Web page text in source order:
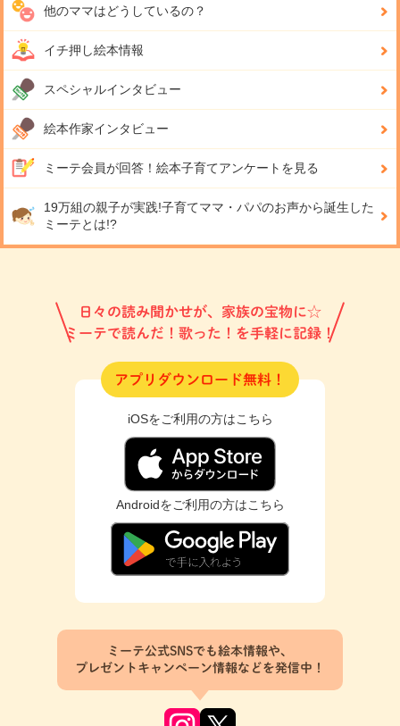
他のママはどうしているの？
イチ押し絵本情報
スペシャルインタビュー
絵本作家インタビュー
ミーテ会員が回答！ 絵本子育てアンケートを見る
19万組の親子が実践!子育てママ・パパのお声から誕生した
ミーテとは!?
日々の読み聞かせが、家族の宝物に☆
ミーテで読んだ！歌った！を手軽に記録！
アプリダウンロード無料！
iOSをご利用の方はこちら
Androidをご利用の方はこちら
ミーテ公式SNSでも絵本情報や、
プレゼントキャンペーン情報などを発信中！